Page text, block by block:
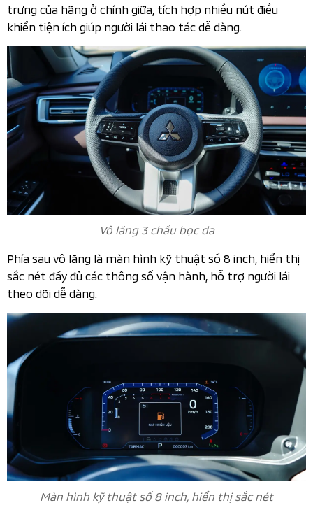
trưng của hãng ở chính giữa, tích hợp nhiều nút điều
khiển tiện ích giúp người lái thao tác dễ dàng.
Vô lăng 3 chấu bọc da
Phía sau vô lăng là màn hình kỹ thuật số 8 inch, hiển thị
sắc nét đầy đủ các thông số vận hành, hỗ trợ người lái
theo dõi dễ dàng.
Màn hình kỹ thuật số 8 inch, hiển thị sắc nét